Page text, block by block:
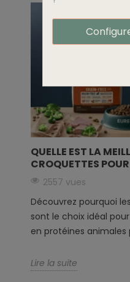
QUELLE EST LA
CROQUETTES
2557 vues
Découvrez pourquoi
sont le choix idéal
en protéines animales
Lire la suite